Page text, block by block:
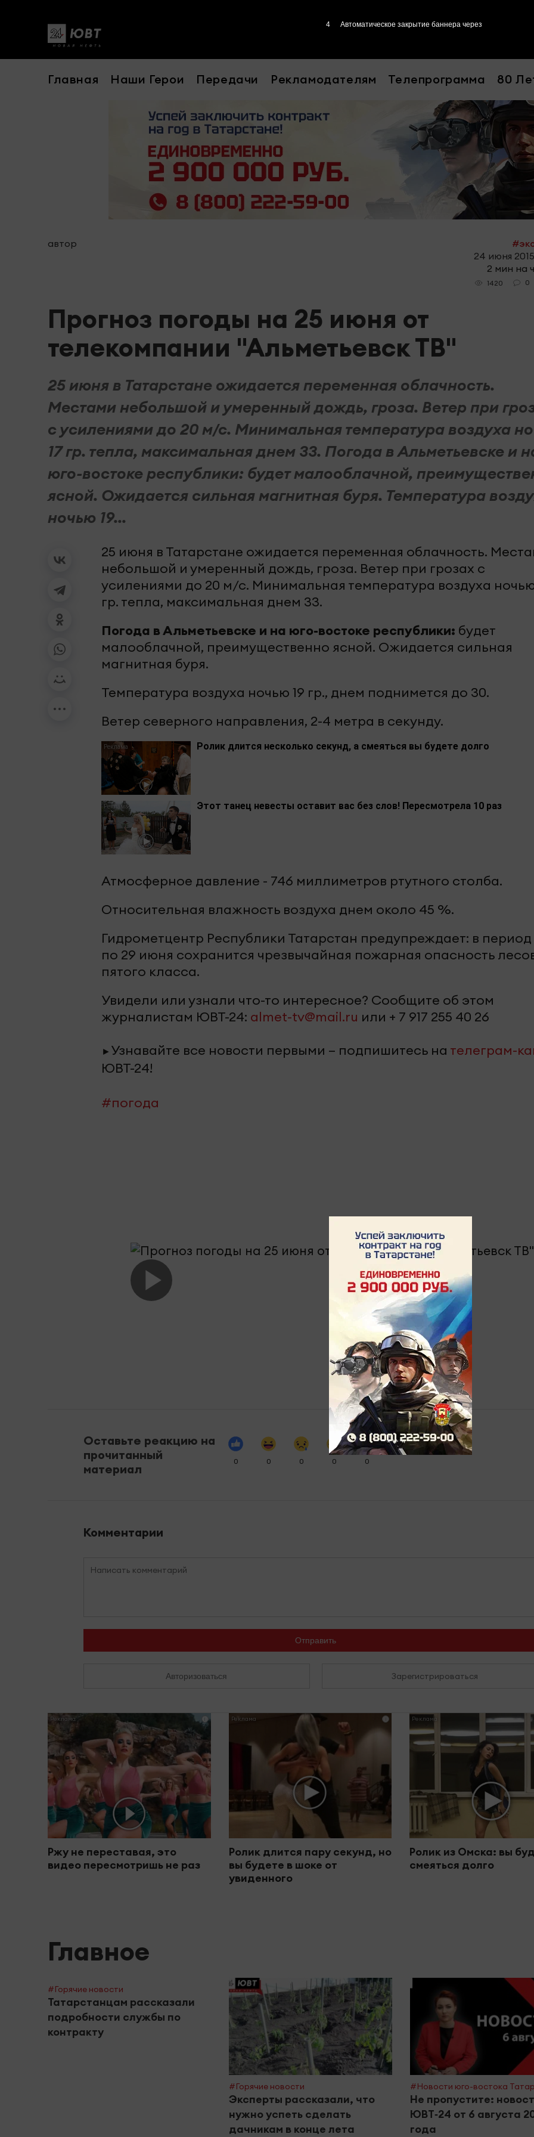
Главная Наши Герои Передачи Рекламодателям Телепрограмма 80
автор
24 июня
2 мин на
1420 0
Прогноз погоды на 25 июня от
телекомпании "Альметьевск ТВ"
25 июня в Татарстане ожидается переменная облачность.
Местами небольшой и умеренный дождь, гроза. Ветер при
с усилениями до 20 м/с. Минимальная температура воздуха
17 гр. тепла, максимальная днем 33. Погода в Альметьевске и
юго-востоке республики: будет малооблачной,
ясной. Ожидается сильная магнитная буря. Температура
ночью 19...
25 июня в Татарстане ожидается переменная облачность.
небольшой и умеренный дождь, гроза. Ветер при грозах с
усилениями до 20 м/с. Минимальная температура воздуха ночью
гр. тепла, максимальная днем 33.
Погода в Альметьевске и на юго-востоке республики: будет
малооблачной, преимущественно ясной. Ожидается сильная
магнитная буря.
Температура воздуха ночью 19 гр., днем поднимется до 30.
Ветер северного направления, 2-4 метра в секунду.
Ролик длится несколько секунд, а смеяться вы будете долго
Этот танец невесты оставит вас без слов! Пересмотрела 10 раз
Атмосферное давление - 746 миллиметров ртутного столба.
Относительная влажность воздуха днем около 45 %.
Гидрометцентр Республики Татарстан предупреждает: в период
по 29 июня сохранится чрезвычайная пожарная опасность
пятого класса.
Увидели или узнали что-то интересное? Сообщите об этом
журналистам ЮВТ-24: almet-tv@mail.ru или + 7 917 255 40 26
► Узнавайте все новости первыми – подпишитесь на телеграм-
ЮВТ-24!
#погода
Оставьте реакцию на
прочитанный
материал
0 0 0 0 0
Комментарии
Отправить
Авторизоваться Зарегистрироваться
Ржу не переставая, это
видео пересмотришь не раз
Ролик длится пару секунд, но
вы будете в шоке от
увиденного
Ролик из Омска: вы
смеяться долго
Главное
#Горячие новости
Татарстанцам рассказали
подробности службы по
контракту
#Горячие новости
Эксперты рассказали, что
нужно успеть сделать
дачникам в конце лета
#Новости юго-востока
Не пропустите:
ЮВТ‑24 от 6 августа
года
2 Автоматическое закрытие баннера через